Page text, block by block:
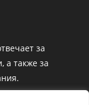
за
а также за